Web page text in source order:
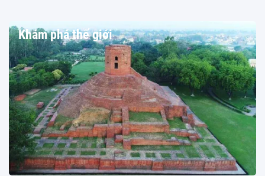
chân nguồn lực tri thức trẻ
2 ngày trước
Đầu bếp Việt giành 15 huy chương tại
The Philippine Culinary Cup 2026
2 ngày trước
TP.HCM dẫn đầu danh sách thành phố có